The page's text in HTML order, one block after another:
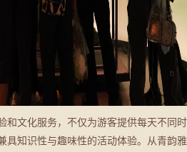
文化服务，不仅为游客提供每天不同时
具知识性与趣味性的活动体验。从青韵雅